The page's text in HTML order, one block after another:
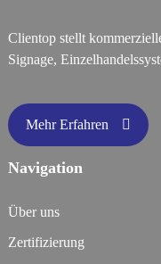
Clientop stellt
Signage,
Mehr Erfahren
Navigation
Über uns
Zertifizierung